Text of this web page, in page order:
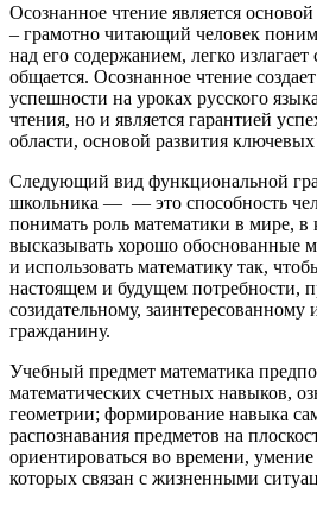
Осознанное чтение является
– грамотно читающий человек
над его содержанием, легко
общается. Осознанное чтение
успешности на уроках русского
чтения, но и является гарантией
области, основой развития
Следующий вид функциональной
школьника — — это способность
понимать роль математики в мире, в
высказывать хорошо обоснованные
и использовать математику так,
настоящем и будущем потребности,
созидательному,
гражданину.
Учебный предмет математика
математических счетных навыков,
геометрии; формирование навыка
распознавания предметов на
ориентироваться во времени,
которых связан с жизненными